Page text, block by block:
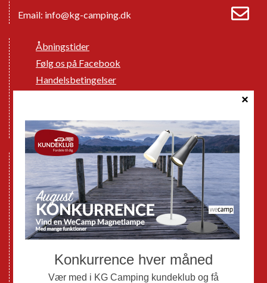
Email: info@kg-camping.dk
Åbningstider
Følg os på Facebook
Handelsbetingelser
GPDR - Optagelse af foto og video
Nye Campingvogne
Nye Autocampere og Vans
Brugte Campingvogne
Brugte Autocampere og Vans
Webshop
Mortens Campingtips
KG Camping Kundeklub